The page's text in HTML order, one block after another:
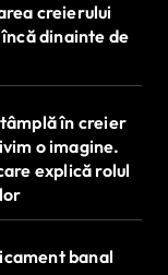
creierului
dinainte de
în creier
o imagine.
explică rolul
banal